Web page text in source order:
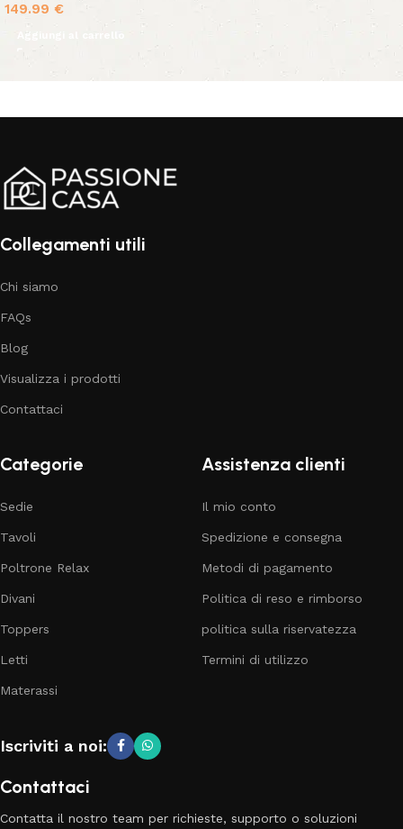
149.99 €
Aggiungi al carrello
Collegamenti utili
Chi siamo
FAQs
Blog
Visualizza i prodotti
Contattaci
Categorie
Sedie
Tavoli
Poltrone Relax
Divani
Toppers
Letti
Materassi
Assistenza clienti
Il mio conto
Spedizione e consegna
Metodi di pagamento
Politica di reso e rimborso
politica sulla riservatezza
Termini di utilizzo
Iscriviti a noi:
Contattaci
Contatta il nostro team per richieste, supporto o soluzioni